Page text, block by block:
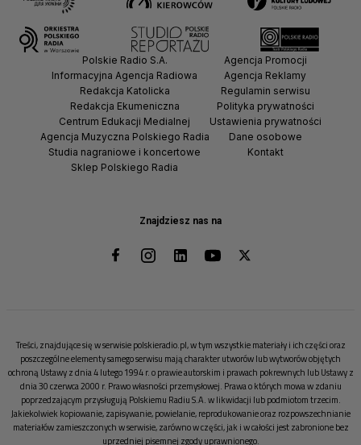
Znajdziesz nas na
Polskie Radio S.A.
Informacyjna Agencja Radiowa
Redakcja Katolicka
Redakcja Ekumeniczna
Centrum Edukacji Medialnej
Agencja Muzyczna Polskiego Radia
Studia nagraniowe i koncertowe
Sklep Polskiego Radia
Agencja Promocji
Agencja Reklamy
Regulamin serwisu
Polityka prywatności
Ustawienia prywatności
Dane osobowe
Kontakt
Treści, znajdujące się w serwisie polskieradio.pl, w tym wszystkie materiały i ich części oraz
poszczególne elementy samego serwisu mają charakter utworów lub wytworów objętych
ochroną Ustawy z dnia 4 lutego 1994 r. o prawie autorskim i prawach pokrewnych lub Ustawy z
dnia 30 czerwca 2000 r. Prawo własności przemysłowej. Prawa o których mowa w zdaniu
poprzedzającym przysługują Polskiemu Radiu S.A. w likwidacji lub podmiotom trzecim.
Jakiekolwiek kopiowanie, zapisywanie, powielanie, reprodukowanie oraz rozpowszechnianie
materiałów zamieszczonych w serwisie, zarówno w części, jak i w całości jest zabronione bez
uprzedniej pisemnej zgody uprawnionego.